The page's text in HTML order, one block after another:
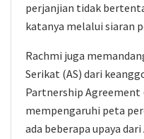
perjanjian tidak
katanya melalui siaran
Rachmi juga
Serikat (AS) dari
Partnership Agreement
mempengaruhi peta
ada beberapa upaya